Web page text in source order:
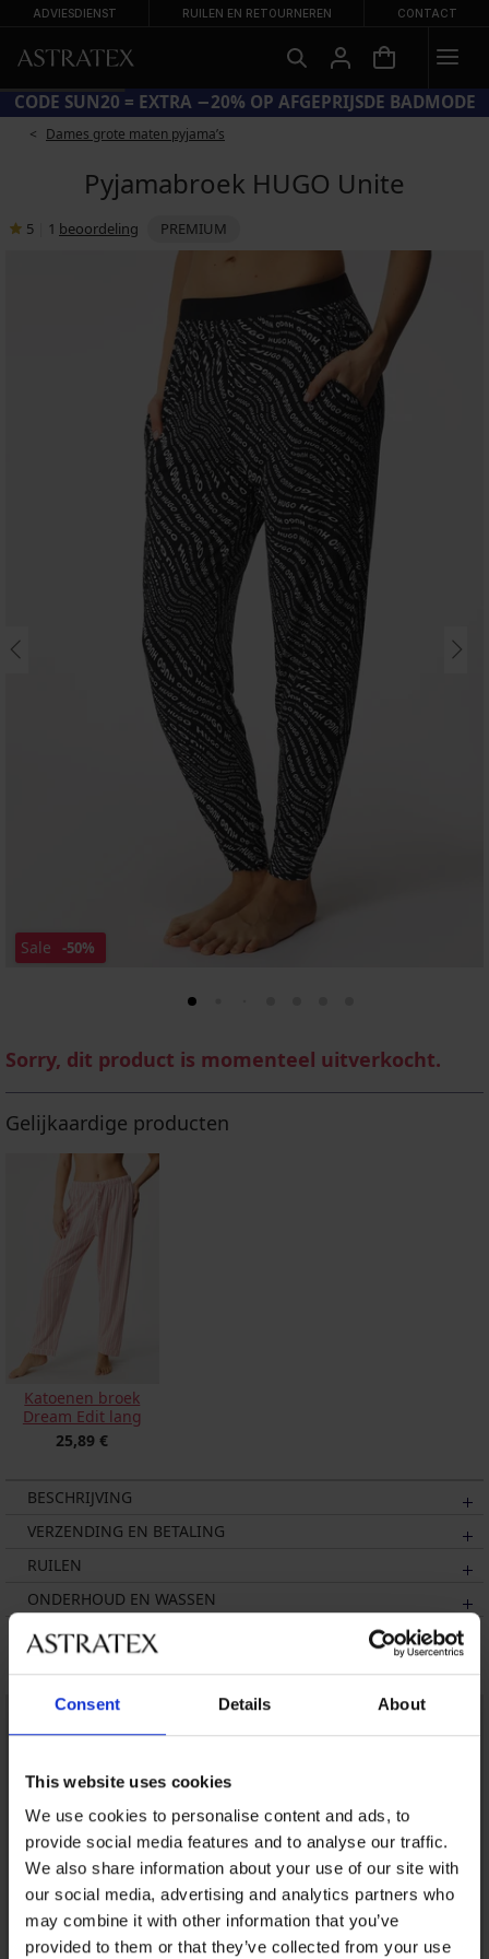
Consent Details About
This website uses cookies
We use cookies to personalise content and ads, to
provide social media features and to analyse our traffic.
We also share information about your use of our site with
our social media, advertising and analytics partners who
may combine it with other information that you’ve
provided to them or that they’ve collected from your use
ADVIESDIENST RUILEN EN RETOURNEREN CONTACT
CODE SUN20 = EXTRA −20% OP AFGEPRIJSDE BADMODE
Dames grote maten pyjama’s
Pyjamabroek HUGO Unite
5 1 beoordeling PREMIUM
Sale -50%
Sorry, dit product is momenteel uitverkocht.
Gelijkaardige producten
Katoenen broek
Dream Edit lang
25,89 €
BESCHRIJVING
VERZENDING EN BETALING
RUILEN
ONDERHOUD EN WASSEN
Misschien vindt u dit ook leuk